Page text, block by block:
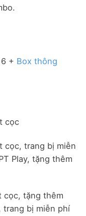
+ Box thông
cọc
cọc, trang bị miễn
Play, tặng thêm
cọc, tặng thêm
trang bị miễn phí